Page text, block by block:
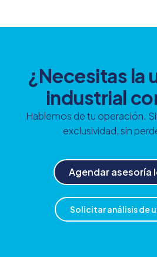
¿Necesitas la
industrial
Hablemos de tu operación.
exclusividad, sin
Agendar asesoría
Solicitar análisis de